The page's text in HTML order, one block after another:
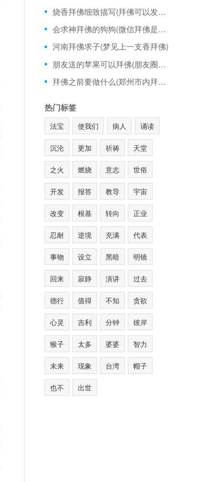
烧香拜佛细致描写(拜佛可以发朋友圈么)
会求神拜佛的狗狗(微信拜佛是什么意思)
河南拜佛求子(梦见上一支香拜佛)
朋友送的苹果可以拜佛(朋友圈疯传的拜佛妈妈)
拜佛之前要做什么(郑州市内拜佛的地方)
热门标签
法宝 使我们 病人 诵读
沉沦 更加 祈祷 天堂
之火 燃烧 意志 世俗
开发 报答 教导 宇宙
改变 根基 转向 正业
忍耐 逆境 充满 代表
事物 设立 黑暗 明镜
回来 寂静 演讲 过去
德行 值得 不知 贪欲
心灵 吉利 分钟 彼岸
猴子 太多 婆婆 智力
未来 现象 台湾 帽子
也不 出世